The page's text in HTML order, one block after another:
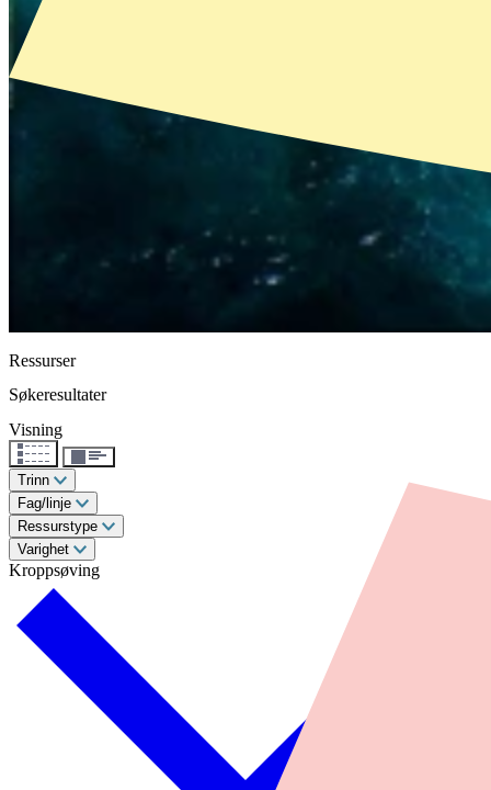
Ressurser
Søkeresultater
Visning
Trinn
Fag/linje
Ressurstype
Varighet
Kroppsøving